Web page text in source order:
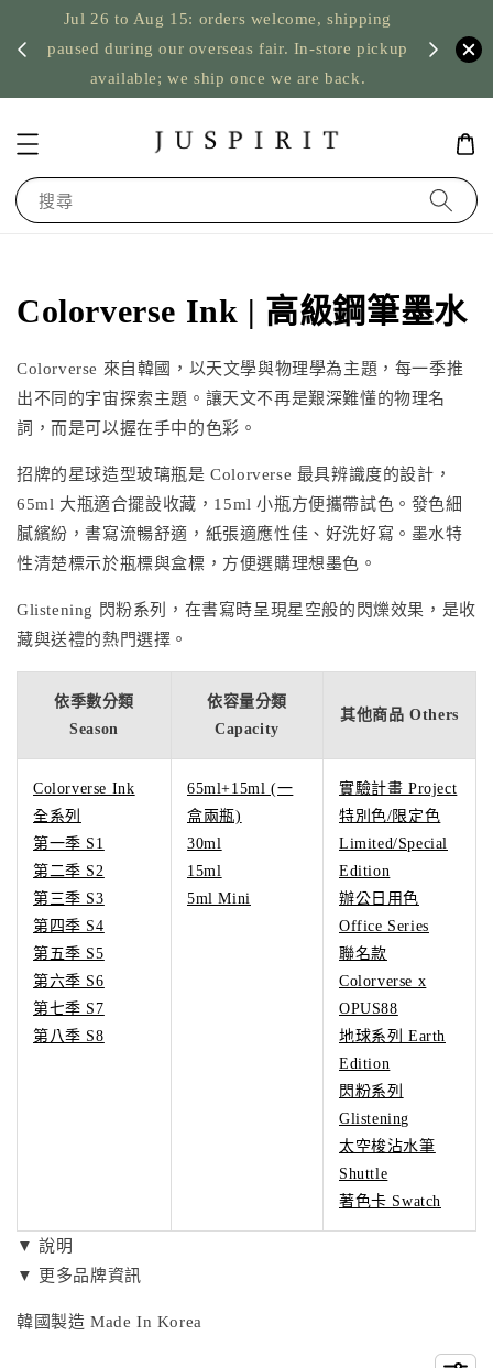
Jul 26 to Aug 15: orders welcome, shipping
paused during our overseas fair. In-store pickup
available; we ship once we are back.
US
搜尋
Colorverse Ink | 高級鋼筆墨水
Colorverse 來自韓國，以天文學與物理學為主題，每一季推
出不同的宇宙探索主題。讓天文不再是艱深難懂的物理名
詞，而是可以握在手中的色彩。
招牌的星球造型玻璃瓶是 Colorverse 最具辨識度的設計，
65ml 大瓶適合擺設收藏，15ml 小瓶方便攜帶試色。發色細
膩繽紛，書寫流暢舒適，紙張適應性佳、好洗好寫。墨水特
性清楚標示於瓶標與盒標，方便選購理想墨色。
Glistening 閃粉系列，在書寫時呈現星空般的閃爍效果，是收
藏與送禮的熱門選擇。
依季數分類
Season
依容量分類
Capacity
其他商品 Others
Colorverse Ink
全系列
第一季 S1
第二季 S2
第三季 S3
第四季 S4
第五季 S5
第六季 S6
第七季 S7
第八季 S8
65ml+15ml (一
盒兩瓶)
30ml
15ml
5ml Mini
實驗計畫 Project
特別色/限定色
Limited/Special
Edition
辦公日用色
Office Series
聯名款
Colorverse x
OPUS88
地球系列 Earth
Edition
閃粉系列
Glistening
太空梭沾水筆
Shuttle
著色卡 Swatch
▼ 說明
▼ 更多品牌資訊
韓國製造 Made In Korea